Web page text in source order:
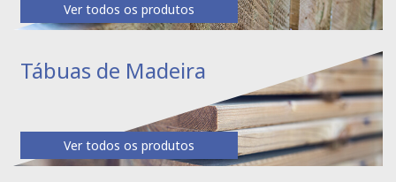
Ver todos os produtos
Tábuas de Madeira
Ver todos os produtos